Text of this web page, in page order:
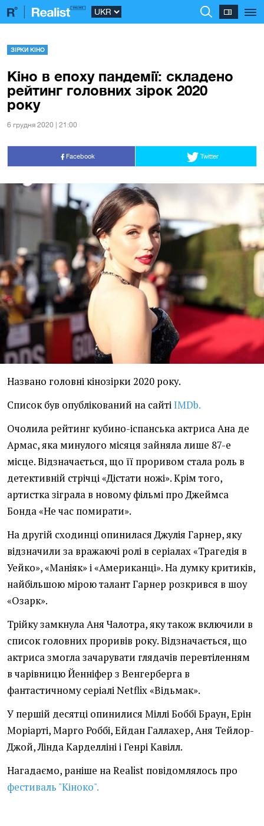
ЗІРКИ КІНО
Кіно в епоху пандемії: складено
рейтинг головних зірок 2020
року
6 грудня 2020 | 21:00
Facebook Twitter
Названо головні кінозірки 2020 року.
Список був опублікований на сайтіIMDb.
Очолила рейтинг кубино-іспанська актриса Ана де
Армас, яка минулого місяця зайняла лише 87-е
місце. Відзначається, що її проривом стала роль в
детективній стрічці «Дістати ножі». Крім того,
артистка зіграла в новому фільмі про Джеймса
Бонда «Не час помирати».
На другій сходинці опинилася Джулія Гарнер, яку
відзначили за вражаючі ролі в серіалах «Трагедія в
Уейко», «Маніяк» і «Американці». На думку критиків,
найбільшою мірою талант Гарнер розкрився в шоу
«Озарк».
Трійку замкнула Аня Чалотра, яку також включили в
список головних проривів року. Відзначається, що
актриса змогла зачарувати глядачів перевтіленням
в чарівницю Йенніфер з Венгерберга в
фантастичному серіалі Netflix «Відьмак».
У першій десятці опинилися Міллі Боббі Браун, Ерін
Моріарті, Марго Роббі, Ейдан Галлахер, Аня Тейлор-
Джой, Лінда Карделліні і Генрі Кавілл.
Нагадаємо, раніше на Realist повідомлялось про
фестиваль "Кіноко".